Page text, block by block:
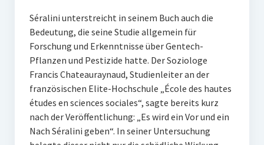
Séralini unterstreicht in seinem Buch auch die
Bedeutung, die seine Studie allgemein für
Forschung und Erkenntnisse über Gentech-
Pflanzen und Pestizide hatte. Der Soziologe
Francis Chateauraynaud, Studienleiter an der
französischen Elite-Hochschule „École des hautes
études en sciences sociales“, sagte bereits kurz
nach der Veröffentlichung: „Es wird ein Vor und ein
Nach Séralini geben“. In seiner Untersuchung